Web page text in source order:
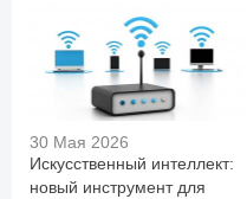
30 Мая 2026
Искусственный интеллект:
новый инструмент для